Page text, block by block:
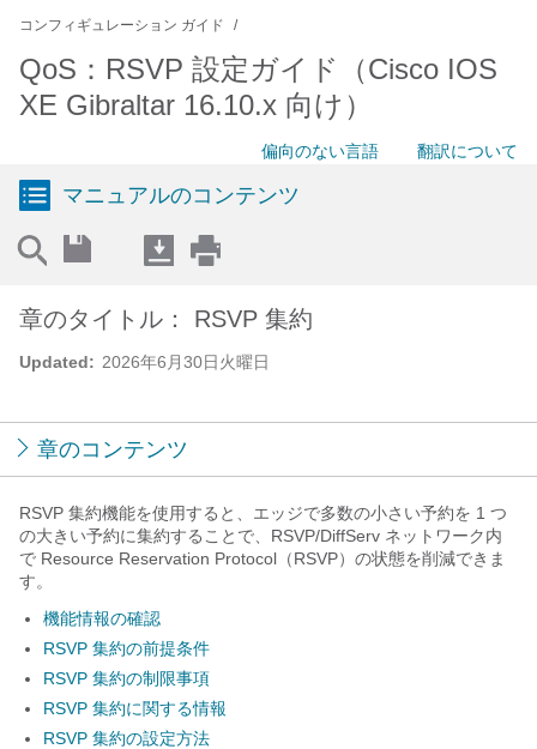
コンフィギュレーション ガイド
QoS：RSVP 設定ガイド（Cisco IOS
XE Gibraltar 16.10.x 向け）
偏向のない言語 翻訳について
マニュアルのコンテンツ
Updated: 2026年6月30日火曜日
章のタイトル： RSVP 集約
章のコンテンツ
RSVP 集約機能を使用すると、エッジで多数の小さい予約を 1 つ
の大きい予約に集約することで、RSVP/DiffServ ネットワーク内
で Resource Reservation Protocol（RSVP）の状態を削減できま
す。
機能情報の確認
RSVP 集約の前提条件
RSVP 集約の制限事項
RSVP 集約に関する情報
RSVP 集約の設定方法